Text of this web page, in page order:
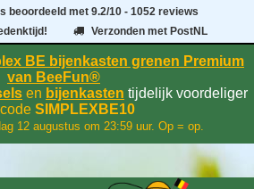
beoordeeld met9.2/10 - 1052 reviews
Verzonden met PostNL
BE bijenkasten grenen Premium
van BeeFun®
en bijenkasten tijdelijk voordeliger
SIMPLEXBE10
12 augustus om 23:59 uur. Op = op.